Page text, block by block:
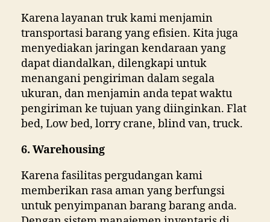
Karena layanan truk kami menjamin
transportasi barang yang efisien. Kita juga
menyediakan jaringan kendaraan yang
dapat diandalkan, dilengkapi untuk
menangani pengiriman dalam segala
ukuran, dan menjamin anda tepat waktu
pengiriman ke tujuan yang diinginkan. Flat
bed, Low bed, lorry crane, blind van, truck.
6. Warehousing
Karena fasilitas pergudangan kami
memberikan rasa aman yang berfungsi
untuk penyimpanan barang barang anda.